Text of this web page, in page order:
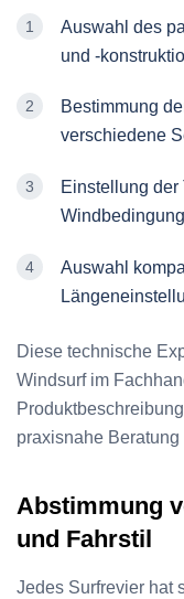
Auswahl des
und -
Bestimmung
verschiedene
Einstellung
Auswahl
Diese technische
Windsurf im
praxisnahe Beratung
Abstimmung
und Fahrstil
Jedes Surfrevier hat